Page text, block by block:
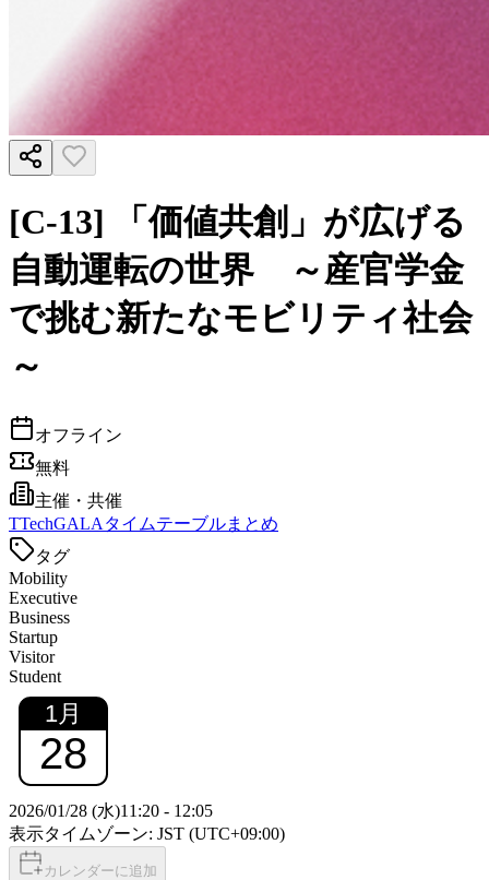
[C-13] 「価値共創」が広げる
自動運転の世界 ～産官学金
で挑む新たなモビリティ社会
～
オフライン
無料
主催・共催
TTechGALAタイムテーブルまとめ
タグ
Mobility
Executive
Business
Startup
Visitor
Student
1月
28
2026/01/28 (水)11:20 - 12:05
表示タイムゾーン: JST (UTC+09:00)
カレンダーに追加